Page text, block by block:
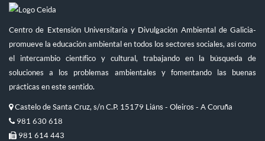
Centro de Extensión Universitaria y Divulgación Ambiental de Galicia-
promueve la educación ambiental en todos los sectores sociales, así como
el intercambio científico y cultural, trabajando en la búsqueda de
soluciones a los problemas ambientales y fomentando las buenas
prácticas en este sentido.
Castelo de Santa Cruz, s/n C.P. 15179 Liáns - Oleiros - A Coruña
981 630 618
981 614 443